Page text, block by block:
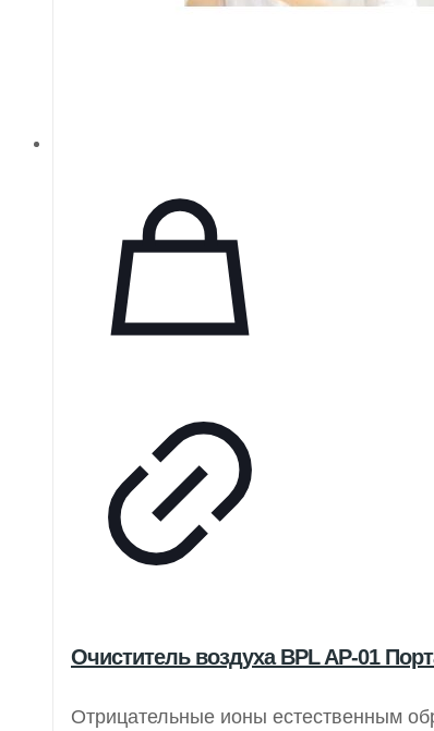
Очиститель воздуха BPL AP-01
Отрицательные ионы естественным